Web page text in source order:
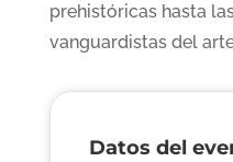
prehistóricas hasta
vanguardistas del
Datos del